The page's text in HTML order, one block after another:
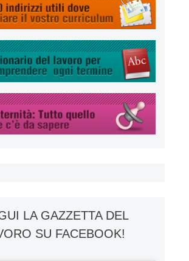
LA GAZZETTA DEL
SU FACEBOOK!